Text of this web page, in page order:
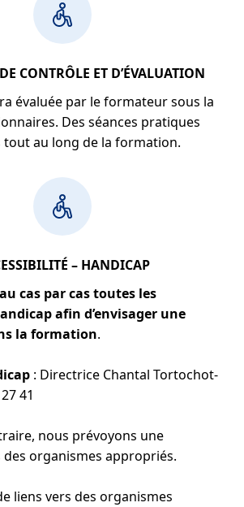
CONTRÔLE ET D’ÉVALUATION
évaluée par le formateur sous la
Des séances pratiques
tout au long de la formation.
– HANDICAP
cas par cas toutes les
afin d’envisager une
la formation.
: Directrice Chantal Tortochot-
41
nous prévoyons une
organismes appropriés.
liens vers des organismes